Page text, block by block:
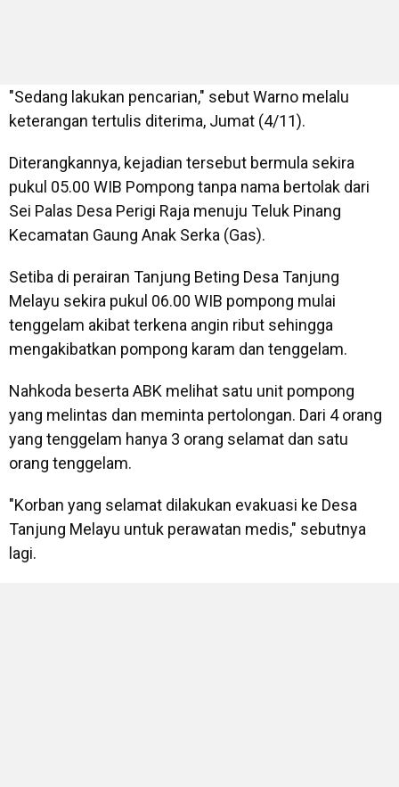
"Sedang lakukan pencarian," sebut Warno melalu
keterangan tertulis diterima, Jumat (4/11).
Diterangkannya, kejadian tersebut bermula sekira
pukul 05.00 WIB Pompong tanpa nama bertolak dari
Sei Palas Desa Perigi Raja menuju Teluk Pinang
Kecamatan Gaung Anak Serka (Gas).
Setiba di perairan Tanjung Beting Desa Tanjung
Melayu sekira pukul 06.00 WIB pompong mulai
tenggelam akibat terkena angin ribut sehingga
mengakibatkan pompong karam dan tenggelam.
Nahkoda beserta ABK melihat satu unit pompong
yang melintas dan meminta pertolongan. Dari 4 orang
yang tenggelam hanya 3 orang selamat dan satu
orang tenggelam.
"Korban yang selamat dilakukan evakuasi ke Desa
Tanjung Melayu untuk perawatan medis," sebutnya
lagi.